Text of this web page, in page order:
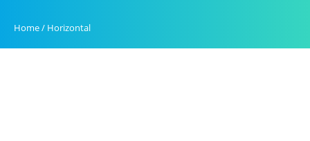
Home/ Horizontal